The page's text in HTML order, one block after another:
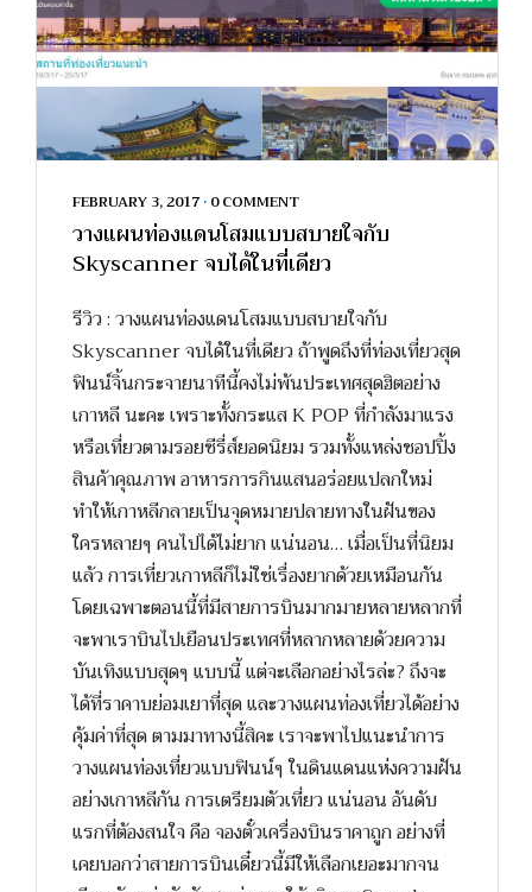
FEBRUARY 3, 2017 • 0 COMMENT
วางแผนท่องแดนโสมแบบสบายใจกับ
Skyscanner จบได้ในที่เดียว
รีวิว : วางแผนท่องแดนโสมแบบสบายใจกับ
Skyscanner จบได้ในที่เดียว ถ้าพูดถึงที่ท่องเที่ยวสุด
ฟินน์จิ้นกระจายนาทีนี้คงไม่พ้นประเทศสุดฮิตอย่าง
เกาหลี นะคะ เพราะทั้งกระแส K POP ที่กำลังมาแรง
หรือเที่ยวตามรอยซีรี่ส์ยอดนิยม รวมทั้งแหล่งชอปปิ้ง
สินค้าคุณภาพ อาหารการกินแสนอร่อยแปลกใหม่
ทำให้เกาหลีกลายเป็นจุดหมายปลายทางในฝันของ
ใครหลายๆ คนไปได้ไม่ยาก แน่นอน… เมื่อเป็นที่นิยม
แล้ว การเที่ยวเกาหลีก็ไม่ใช่เรื่องยากด้วยเหมือนกัน
โดยเฉพาะตอนนี้ที่มีสายการบินมากมายหลายหลากที่
จะพาเราบินไปเยือนประเทศที่หลากหลายด้วยความ
บันเทิงแบบสุดๆ แบบนี้ แต่จะเลือกอย่างไรล่ะ? ถึงจะ
ได้ที่ราคาบย่อมเยาที่สุด และวางแผนท่องเที่ยวได้อย่าง
คุ้มค่าที่สุด ตามมาทางนี้สิคะ เราจะพาไปแนะนำการ
วางแผนท่องเที่ยวแบบฟินน์ๆ ในดินแดนแห่งความฝัน
อย่างเกาหลีกัน การเตรียมตัวเที่ยว แน่นอน อันดับ
แรกที่ต้องสนใจ คือ จองตั๋วเครื่องบินราคาถูก อย่างที่
เคยบอกว่าสายการบินเดี๋ยวนี้มีให้เลือกเยอะมากจน